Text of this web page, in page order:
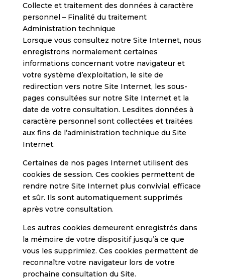
Collecte et traitement des données à caractère
personnel – Finalité du traitement
Administration technique
Lorsque vous consultez notre Site Internet, nous
enregistrons normalement certaines
informations concernant votre navigateur et
votre système d’exploitation, le site de
redirection vers notre Site Internet, les sous-
pages consultées sur notre Site Internet et la
date de votre consultation. Lesdites données à
caractère personnel sont collectées et traitées
aux fins de l’administration technique du Site
Internet.
Certaines de nos pages Internet utilisent des
cookies de session. Ces cookies permettent de
rendre notre Site Internet plus convivial, efficace
et sûr. Ils sont automatiquement supprimés
après votre consultation.
Les autres cookies demeurent enregistrés dans
la mémoire de votre dispositif jusqu’à ce que
vous les supprimiez. Ces cookies permettent de
reconnaître votre navigateur lors de votre
prochaine consultation du Site.